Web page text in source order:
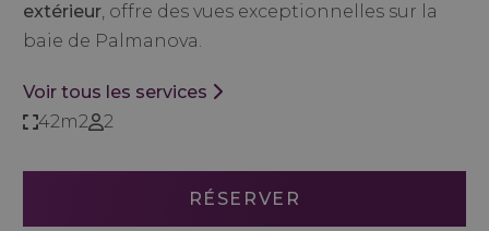
extérieur, offre des vues exceptionnelles sur la
baie de Palmanova.
Voir tous les services
42m2
2
RÉSERVER